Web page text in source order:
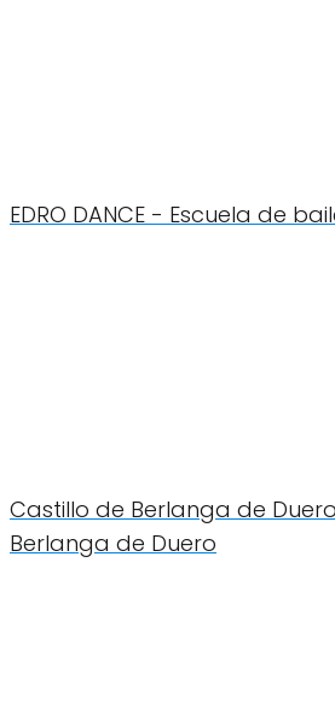
EDRO DANCE - Escuela de
Castillo de Berlanga de
Berlanga de Duero